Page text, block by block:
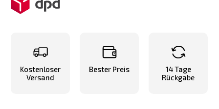
Kostenloser
Versand
Bester Preis
14 Tage
Rückgabe